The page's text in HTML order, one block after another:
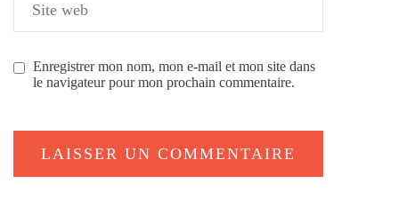
Enregistrer mon nom, mon e-mail et mon site dans
le navigateur pour mon prochain commentaire.